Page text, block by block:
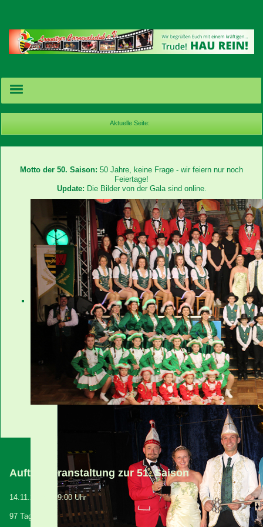
Termine/Karten
News
Bilder
Videos
acebook
Instagram
Sponsoren
Links
Aktuelle Seite:
Motto der 50. Saison: 50 Jahre, keine Frage - wir feiern nur noch
Feiertage!
Update: Die Bilder von der Gala sind online.
Auftaktveranstaltung zur 51. Saison
14.11.2026 19:00 Uhr
97 Tage